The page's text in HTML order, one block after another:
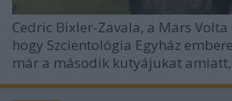
Cedric Bixler-Zavala, a Mars
hogy Szcientológia Egyház
már a második kutyájukat amiatt,